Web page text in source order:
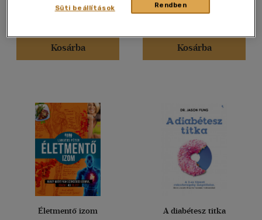
Árinformációk
Kosárba
Árinformációk
Kosárba
Életmentő izom A diabétesz titka
Rendben
Süti beállítások